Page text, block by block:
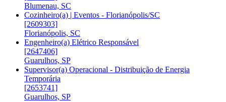
Blumenau, SC
Cozinheiro(a) | Eventos - Florianópolis/SC
[2609303]
Florianópolis, SC
Engenheiro(a) Elétrico Responsável
[2647406]
Guarulhos, SP
Supervisor(a) Operacional - Distribuição de Energia
Temporária
[2653741]
Guarulhos, SP